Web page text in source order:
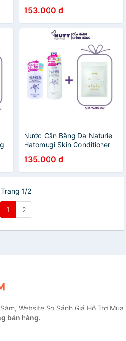
153.000 đ
Nước Cân Bằng Da Naturie
Hatomugi Skin Conditioner
135.000 đ
Trang 1/2
1 2
Website So Sánh Giá Hỗ Trợ Mua
bán hàng.